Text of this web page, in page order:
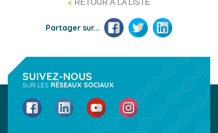
< RETOUR À LA LISTE
Partager sur... FacebookTwitter LinkedIn
SUIVEZ-NOUS
SUR LES RÉSEAUX SOCIAUX
FacebookLinkedIn YouTube Instagram